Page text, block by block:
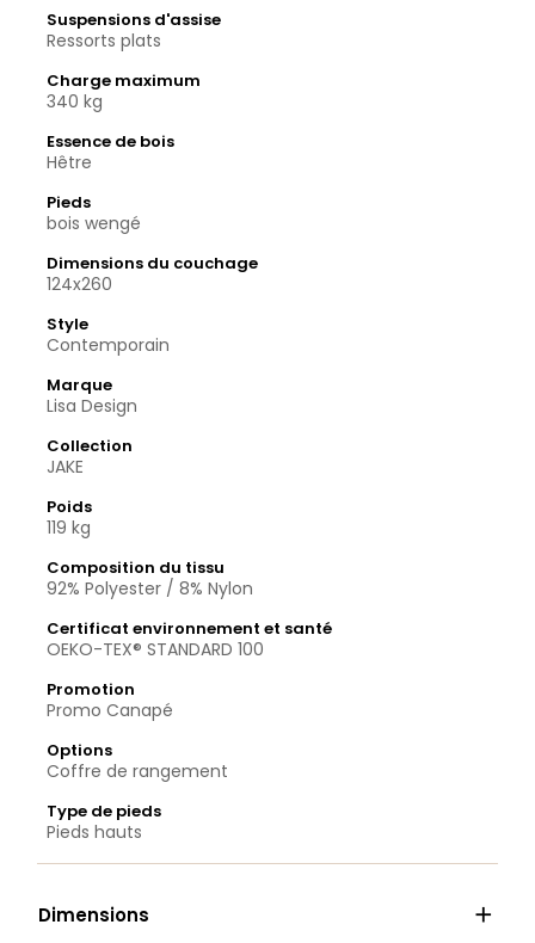
Suspensions d'assise
Ressorts plats
Charge maximum
340 kg
Essence de bois
Hêtre
Pieds
bois wengé
Dimensions du couchage
124x260
Style
Contemporain
Marque
Lisa Design
Collection
JAKE
Poids
119 kg
Composition du tissu
92% Polyester / 8% Nylon
Certificat environnement et santé
OEKO-TEX® STANDARD 100
Promotion
Promo Canapé
Options
Coffre de rangement
Type de pieds
Pieds hauts
Dimensions 